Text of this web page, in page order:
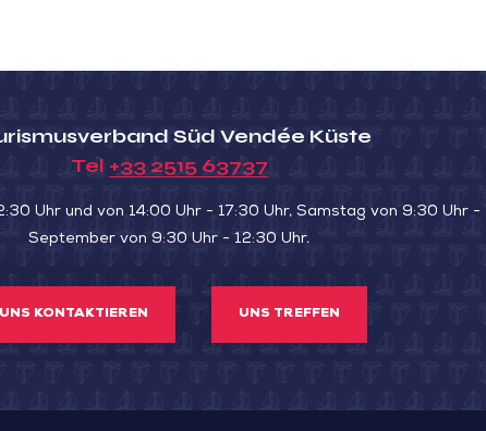
Süd Vendée Küste
Tel +33 2515 63737
Uhr und von 14:00 Uhr - 17:30 Uhr, Samstag von 9:30 Uhr
September von 9:30 Uhr - 12:30 Uhr.
UNS KONTAKTIEREN UNS TREFFEN